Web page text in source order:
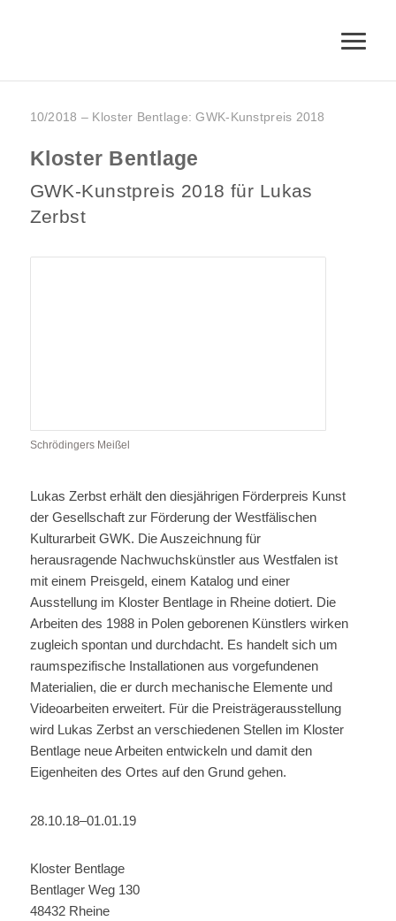
10/2018 – Kloster Bentlage: GWK-Kunstpreis 2018
Kloster Bentlage
GWK-Kunstpreis 2018 für Lukas
Zerbst
Schrödingers Meißel
Lukas Zerbst erhält den diesjährigen Förderpreis Kunst
der Gesellschaft zur Förderung der Westfälischen
Kulturarbeit GWK. Die Auszeichnung für
herausragende Nachwuchskünstler aus Westfalen ist
mit einem Preisgeld, einem Katalog und einer
Ausstellung im Kloster Bentlage in Rheine dotiert. Die
Arbeiten des 1988 in Polen geborenen Künstlers wirken
zugleich spontan und durchdacht. Es handelt sich um
raumspezifische Installationen aus vorgefundenen
Materialien, die er durch mechanische Elemente und
Videoarbeiten erweitert. Für die Preisträgerausstellung
wird Lukas Zerbst an verschiedenen Stellen im Kloster
Bentlage neue Arbeiten entwickeln und damit den
Eigenheiten des Ortes auf den Grund gehen.
28.10.18–01.01.19
Kloster Bentlage
Bentlager Weg 130
48432 Rheine